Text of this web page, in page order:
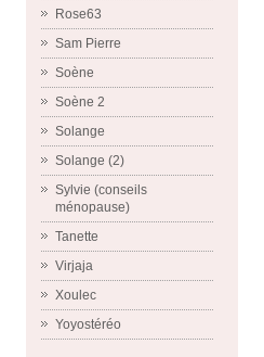
Rose63
Sam Pierre
Soène
Soène 2
Solange
Solange (2)
Sylvie (conseils
ménopause)
Tanette
Virjaja
Xoulec
Yoyostéréo